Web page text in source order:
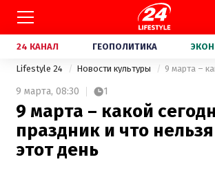
24 КАНАЛ ГЕОПОЛИТИКА
Lifestyle 24 Новости культуры
9 марта, 08:30 1
9 марта – какой
праздник и что
этот день